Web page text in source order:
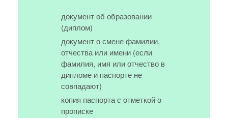
документ об образовании
(диплом)
документ о смене фамилии,
отчества или имени (если
фамилия, имя или отчество в
дипломе и паспорте не
совпадают)
копия паспорта с отметкой о
прописке